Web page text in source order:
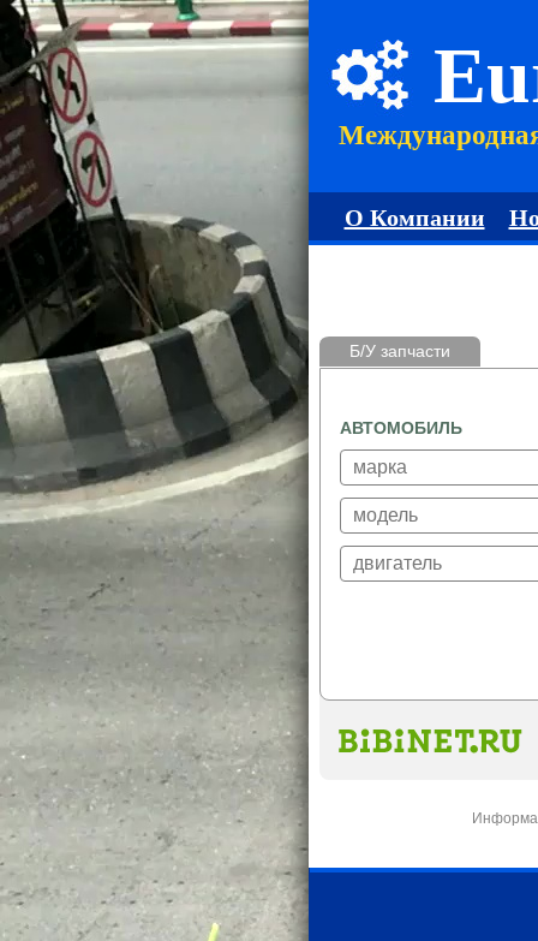
О Компании
Б/У запчасти
АВТОМОБИЛЬ